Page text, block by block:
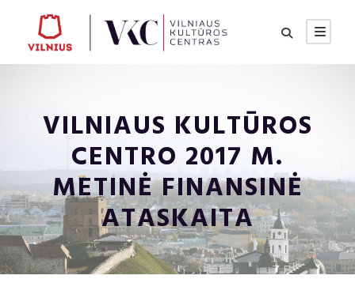
VILNIAUS KULTŪROS
CENTRO 2017 M.
METINĖ FINANSINĖ
ATASKAITA